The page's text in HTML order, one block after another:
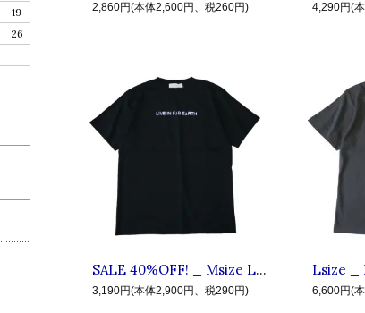
2,860円(本体2,600円、税260円) 4,290円(
SALE 40%OFF! _ Msize L.I.F.E # NM ◆ LIVE IN FAB EARTH リブインファブアース : 半袖ネームロゴTシャツ Black
3,190円(本体2,900円、税290円) 6,600円(
19
26